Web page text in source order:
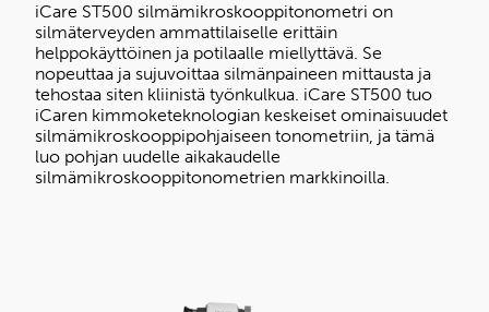
iCare ST500 silmämikroskooppitonometri on
silmäterveyden ammattilaiselle erittäin
helppokäyttöinen ja potilaalle miellyttävä. Se
nopeuttaa ja sujuvoittaa silmänpaineen mittausta ja
tehostaa siten kliinistä työnkulkua. iCare ST500 tuo
iCaren kimmoketeknologian keskeiset ominaisuudet
silmämikroskooppipohjaiseen tonometriin, ja tämä
luo pohjan uudelle aikakaudelle
silmämikroskooppitonometrien markkinoilla.